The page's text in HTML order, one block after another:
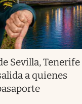
Sevilla, Tenerife
a quienes